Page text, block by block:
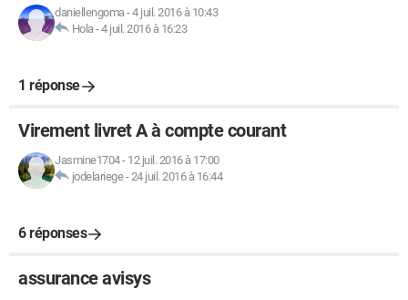
daniellengoma-4 juil. 2016 à 10:43
Hola-4 juil. 2016 à 16:23
1 réponse
Virement livret A à compte courant
Jasmine1704- 12 juil. 2016 à 17:00
jodelariege-24 juil. 2016 à 16:44
6 réponses
assurance avisys